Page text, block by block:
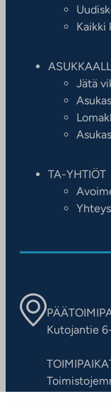
Kaikki
Jätä
TA-YHTIÖT
Kutojantie